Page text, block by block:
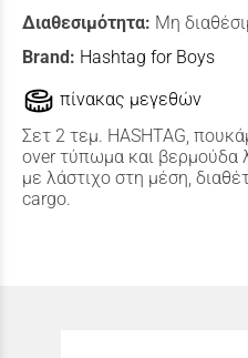
Διαθεσιμότητα: Μη
Brand: Hashtag for Boys
πίνακας μεγεθών
Σετ 2 τεμ. HASHTAG,
over τύπωμα και βερμούδα
με λάστιχο στη μέση,
cargo.